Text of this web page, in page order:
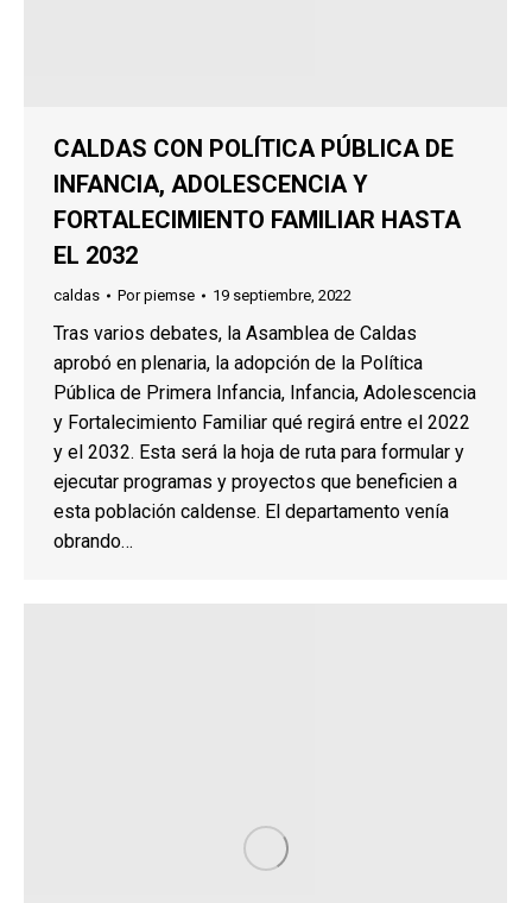
CALDAS CON POLÍTICA PÚBLICA DE
INFANCIA, ADOLESCENCIA Y
FORTALECIMIENTO FAMILIAR HASTA
EL 2032
caldas Porpiemse 19 septiembre, 2022
Tras varios debates, la Asamblea de Caldas
aprobó en plenaria, la adopción de la Política
Pública de Primera Infancia, Infancia, Adolescencia
y Fortalecimiento Familiar qué regirá entre el 2022
y el 2032. Esta será la hoja de ruta para formular y
ejecutar programas y proyectos que beneficien a
esta población caldense. El departamento venía
obrando…